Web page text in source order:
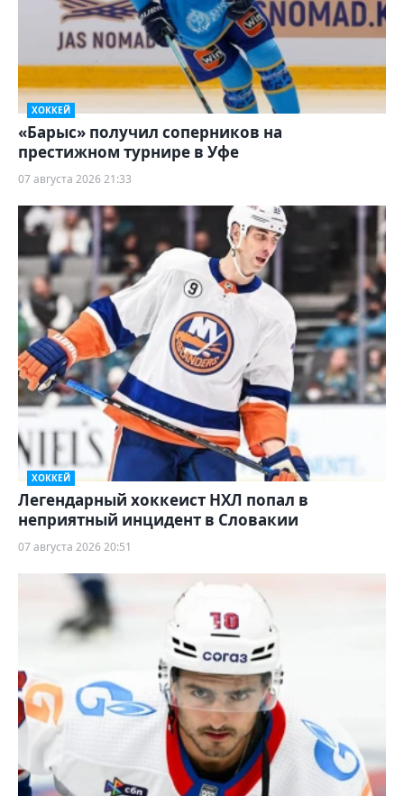
ХОККЕЙ
«Барыс» получил соперников на
престижном турнире в Уфе
07 августа 2026 21:33
ХОККЕЙ
Легендарный хоккеист НХЛ попал в
неприятный инцидент в Словакии
07 августа 2026 20:51